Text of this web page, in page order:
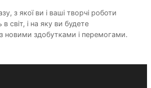
з якої ви і ваші творчі роботи
світ, і на яку ви будете
новими здобутками і перемогами.